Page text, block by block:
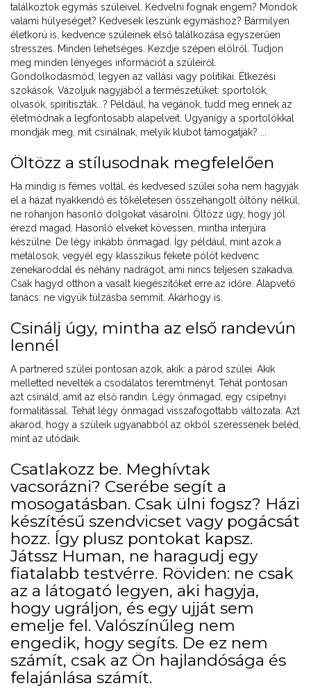
találkoztok egymás szüleivel. Kedvelni fognak engem? Mondok
valami hülyeséget? Kedvesek leszünk egymáshoz? Bármilyen
életkorú is, kedvence szüleinek első találkozása egyszerűen
stresszes. Minden lehetséges. Kezdje szépen elölről. Tudjon
meg minden lényeges információt a szüleiről.
Gondolkodásmód, legyen az vallási vagy politikai. Étkezési
szokások. Vázoljuk nagyjából a természetüket: sportolók,
olvasók, spiritiszták...? Például, ha vegánok, tudd meg ennek az
életmódnak a legfontosabb alapelveit. Ugyanígy a sportolókkal
mondják meg, mit csinálnak, melyik klubot támogatják? ...
Öltözz a stílusodnak megfelelően
Ha mindig is fémes voltál, és kedvesed szülei soha nem hagyják
el a házat nyakkendő és tökéletesen összehangolt öltöny nélkül,
ne rohanjon hasonló dolgokat vásárolni. Öltözz úgy, hogy jól
érezd magad. Hasonló elveket kövessen, mintha interjúra
készülne. De légy inkább önmagad. Így például, mint azok a
metálosok, vegyél egy klasszikus fekete pólót kedvenc
zenekaroddal és néhány nadrágot, ami nincs teljesen szakadva.
Csak hagyd otthon a vasalt kiegészítőket erre az időre. Alapvető
tanács: ne vigyük túlzásba semmit. Akárhogy is.
Csinálj úgy, mintha az első randevún
lennél
A partnered szülei pontosan azok, akik: a párod szülei. Akik
melletted nevelték a csodálatos teremtményt. Tehát pontosan
azt csináld, amit az első randin. Légy önmagad, egy csipetnyi
formalitással. Tehát légy önmagad visszafogottabb változata. Azt
akarod, hogy a szüleik ugyanabból az okból szeressenek beléd,
mint az utódaik.
Csatlakozz be. Meghívtak
vacsorázni? Cserébe segít a
mosogatásban. Csak ülni fogsz? Házi
készítésű szendvicset vagy pogácsát
hozz. Így plusz pontokat kapsz.
Játssz Human, ne haragudj egy
fiatalabb testvérre. Röviden: ne csak
az a látogató legyen, aki hagyja,
hogy ugráljon, és egy ujját sem
emelje fel. Valószínűleg nem
engedik, hogy segíts. De ez nem
számít, csak az Ön hajlandósága és
felajánlása számít.